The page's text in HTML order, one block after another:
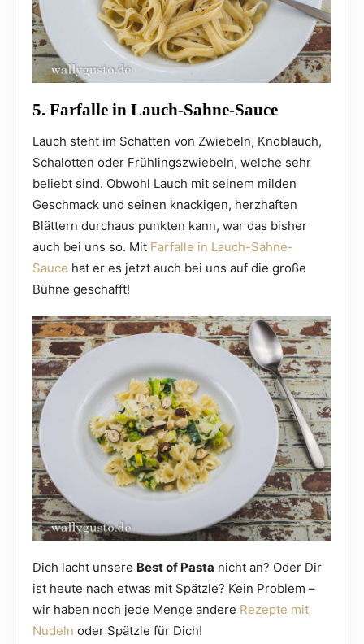
5. Farfalle in Lauch-Sahne-Sauce
Lauch steht im Schatten von Zwiebeln, Knoblauch,
Schalotten oder Frühlingszwiebeln, welche sehr
beliebt sind. Obwohl Lauch mit seinem milden
Geschmack und seinen knackigen, herzhaften
Blättern durchaus punkten kann, war das bisher
auch bei uns so. Mit Farfalle in Lauch-Sahne-
Sauce hat er es jetzt auch bei uns auf die große
Bühne geschafft!
Dich lacht unsere Best of Pasta nicht an? Oder Dir
ist heute nach etwas mit Spätzle? Kein Problem –
wir haben noch jede Menge andere Rezepte mit
Nudeln oder Spätzle für Dich!